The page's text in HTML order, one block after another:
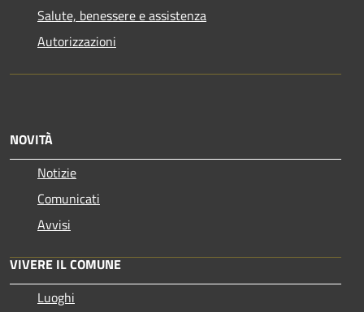
Salute, benessere e assistenza
Autorizzazioni
NOVITÀ
Notizie
Comunicati
Avvisi
VIVERE IL COMUNE
Luoghi